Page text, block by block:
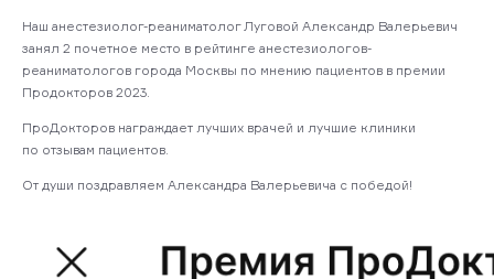
Наш анестезиолог-реаниматолог Луговой Александр Валерьевич
занял 2 почетное место в рейтинге анестезиологов-
реаниматологов города Москвы по мнению пациентов в премии
Продокторов 2023.
ПроДокторов награждает лучших врачей и лучшие клиники
по отзывам пациентов.
От души поздравляем Александра Валерьевича с победой!